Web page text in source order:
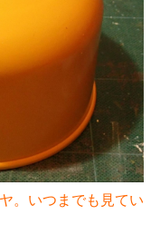
。いつまでも見てい